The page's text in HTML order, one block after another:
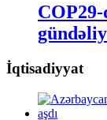
İqtisadiyyat